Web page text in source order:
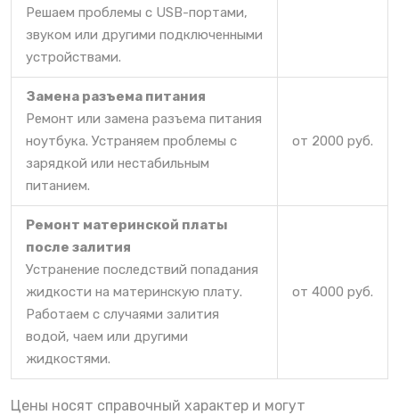
Решаем проблемы с USB-портами,
звуком или другими подключенными
устройствами.
Замена разъема питания
Ремонт или замена разъема питания
ноутбука. Устраняем проблемы с
зарядкой или нестабильным
питанием.
от 2000 руб.
Ремонт материнской платы
после залития
Устранение последствий попадания
жидкости на материнскую плату.
Работаем с случаями залития
водой, чаем или другими
жидкостями.
от 4000 руб.
Цены носят справочный характер и могут